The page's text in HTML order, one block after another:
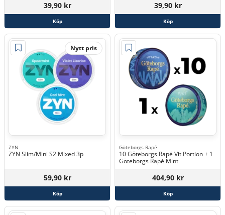
39,90 kr
Köp
39,90 kr
Köp
Nytt pris
ZYN
ZYN Slim/Mini S2 Mixed 3p
59,90 kr
Köp
Göteborgs Rapé
10 Göteborgs Rapé Vit Portion + 1
Göteborgs Rapé Mint
404,90 kr
Köp